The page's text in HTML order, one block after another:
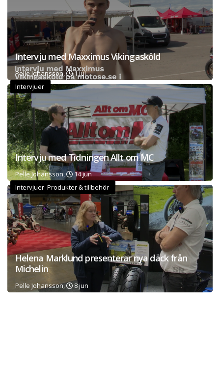
Intervju med Maxximus Vikingasköld
Pelle Johansson,
1 jul
Intervjuer
Intervju med Tidningen Allt om MC
Pelle Johansson,
14 jun
Intervjuer Produkter & tillbehör
Helena Marklund presenterar nya däck från
Michelin
Pelle Johansson, 8 jun